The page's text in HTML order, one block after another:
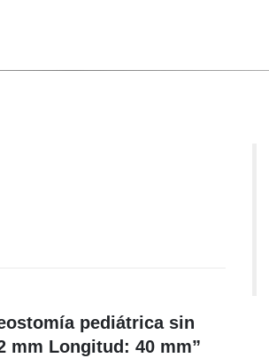
pediátrica sin
mm Longitud: 40 mm”